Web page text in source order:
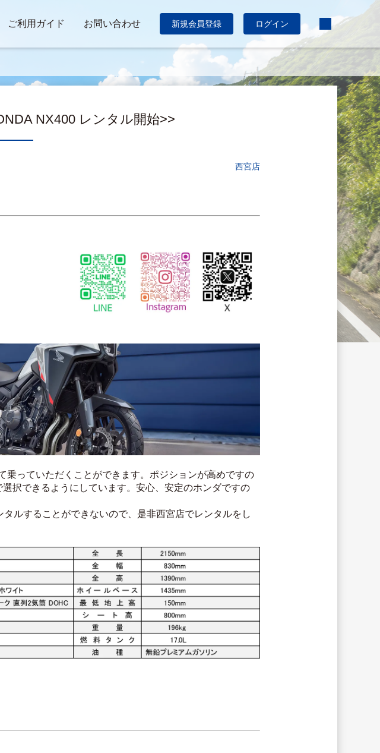
ご利用ガイド お問い合わせ 新規会員登録 ログイン
NX400 レンタル開始>>
西宮店
っていただくことができます。ポジションが高めですの
択できるようにしています。安心、安定のホンダですの
ルすることができないので、是非西宮店でレンタルをし